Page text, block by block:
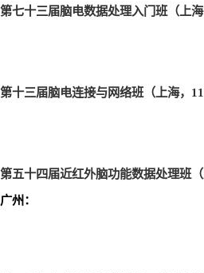
第七十三届脑电数据处理入门班（上
第十三届脑电连接与网络班（上海，
第五十四届近红外脑功能数据处理班
广州：